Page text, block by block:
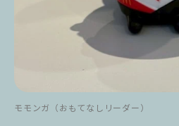
モモンガ（おもてなしリーダー）